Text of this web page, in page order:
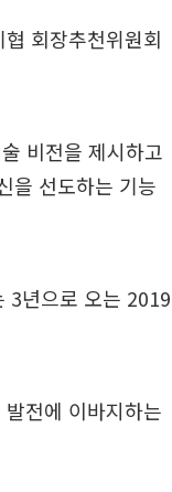
회장추천위원회
비전을 제시하고
을 선도하는 기능
3년으로 오는 2019
전에 이바지하는